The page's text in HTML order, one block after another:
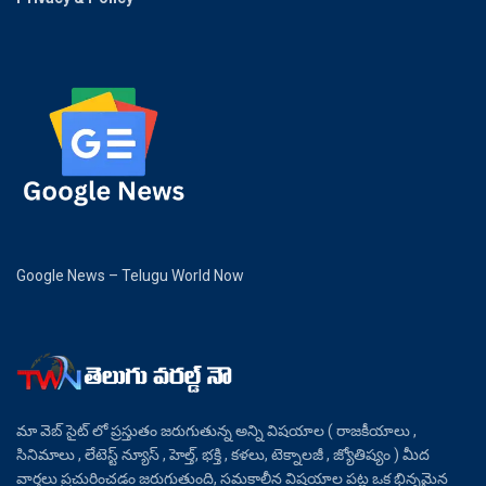
Google News – Telugu World Now
మా వెబ్ సైట్ లో ప్రస్తుతం జరుగుతున్న అన్ని విషయాల ( రాజకీయాలు ,
సినిమాలు , లేటెస్ట్ న్యూస్ , హెల్త్, భక్తి , కళలు, టెక్నాలజీ , జ్యోతిష్యం ) మీద
వార్తలు ప్రచురించడం జరుగుతుంది, సమకాలీన విషయాల పట్ల ఒక భిన్నమైన